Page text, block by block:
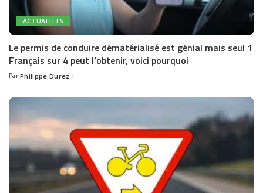
ACTUALITÉS
Le permis de conduire dématérialisé est génial mais seul 1
Français sur 4 peut l’obtenir, voici pourquoi
Posted
Par Philippe Durez